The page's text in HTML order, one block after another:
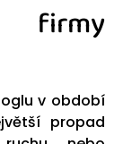
firmy
v období
propad